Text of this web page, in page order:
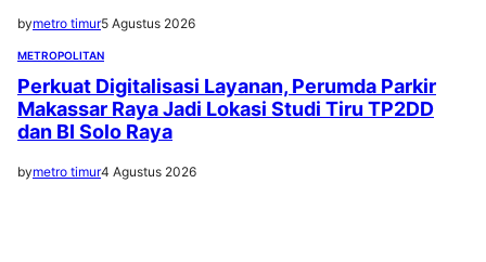
bymetro timur5 Agustus 2026
METROPOLITAN
Perkuat Digitalisasi Layanan, Perumda Parkir
Makassar Raya Jadi Lokasi Studi Tiru TP2DD
dan BI Solo Raya
bymetro timur4 Agustus 2026